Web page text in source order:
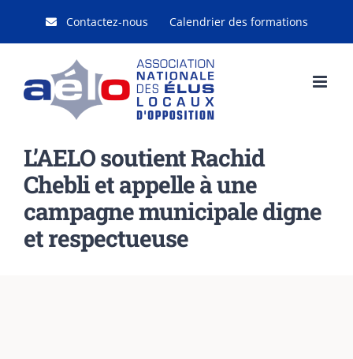
Contactez-nous Calendrier des formations
L’AELO soutient Rachid
Chebli et appelle à une
campagne municipale digne
et respectueuse